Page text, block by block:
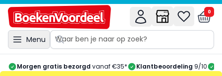
Menu
0
Morgen gratis bezorgd vanaf €35* Klantbeoordeling 9/10